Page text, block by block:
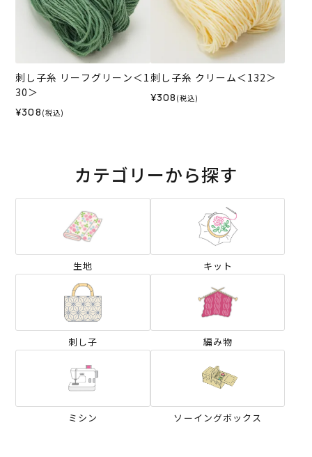
刺し子糸 リーフグリーン＜1
30＞
¥308 (税込)
刺し子糸 クリーム＜132＞
¥308 (税込)
カテゴリーから探す
生地 キット
刺し子 編み物
ミシン ソーイングボックス